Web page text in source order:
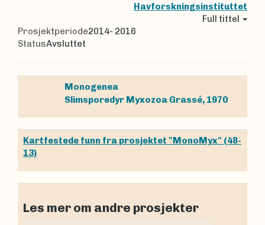
Havforskningsinstituttet
Full tittel
Prosjektperiode2014- 2016
StatusAvsluttet
Monogenea
Slimsporedyr Myxozoa Grassé, 1970
Kartfestede funn fra prosjektet "MonoMyx" (48-
13)
Les mer om andre prosjekter